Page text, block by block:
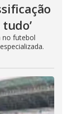
no futebol